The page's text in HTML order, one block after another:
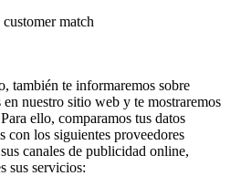
match
también te informaremos sobre
nuestro sitio web y te mostraremos
ello, comparamos tus datos
con los siguientes proveedores
canales de publicidad online,
sus servicios: